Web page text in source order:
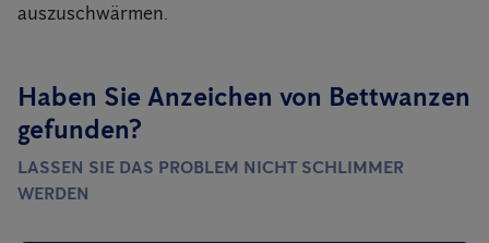
auszuschwärmen.
Haben Sie Anzeichen von Bettwanzen
gefunden?
LASSEN SIE DAS PROBLEM NICHT SCHLIMMER
WERDEN